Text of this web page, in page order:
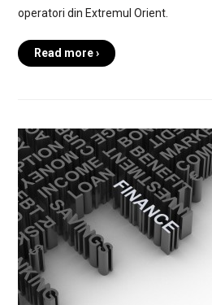
operatori din Extremul Orient.
Read more ›